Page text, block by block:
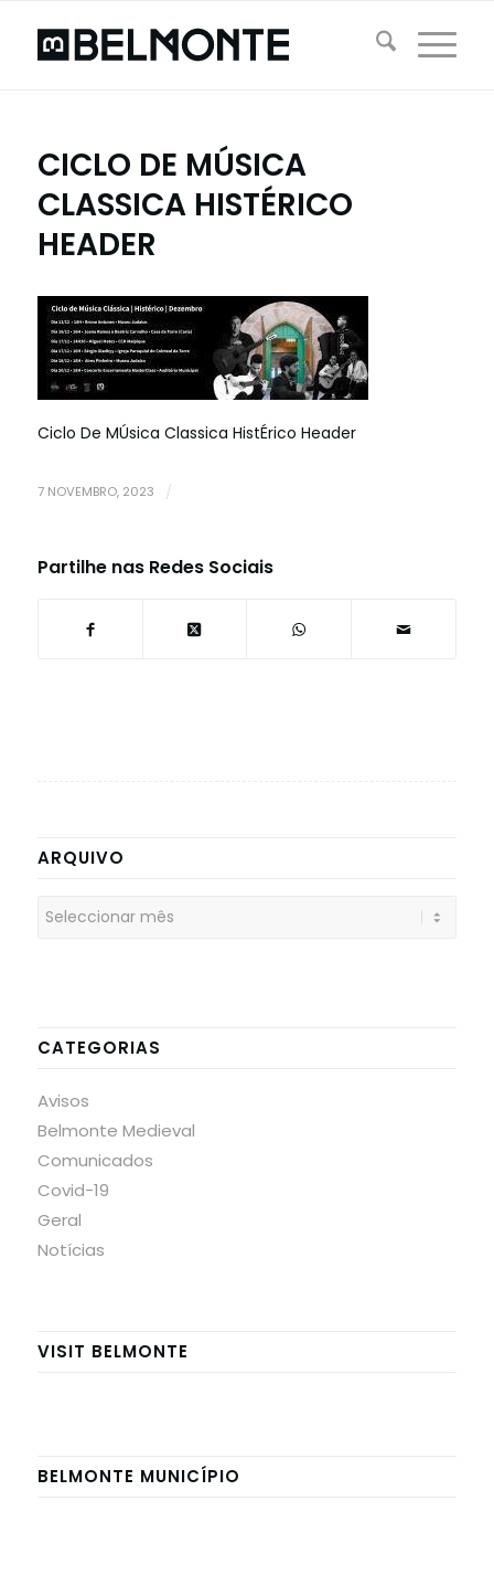
CICLO DE MÚSICA
CLASSICA HISTÉRICO
HEADER
Ciclo De MÚsica Classica HistÉrico Header
7 NOVEMBRO, 2023 /
Partilhe nas Redes Sociais
ARQUIVO
CATEGORIAS
Avisos
Belmonte Medieval
Comunicados
Covid-19
Geral
Notícias
VISIT BELMONTE
BELMONTE MUNICÍPIO